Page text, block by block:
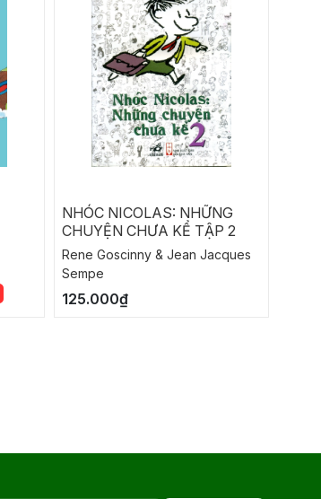
NHÓC NICOLAS: NHỮNG
CHUYỆN CHƯA KỂ TẬP 2
Rene Goscinny & Jean Jacques
Sempe
125.000₫